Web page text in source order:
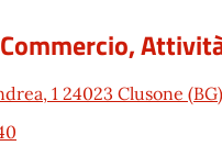
1 24023 Clusone